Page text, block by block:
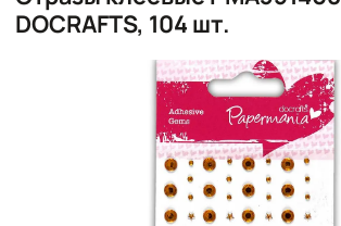
DOCRAFTS, 104 шт.